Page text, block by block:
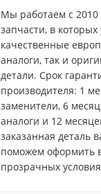
Мы работаем с 2010
запчасти, в
качественные
аналоги, так и
детали. Срок
производителя: 1
заменители, 6
аналоги и 12
заказанная деталь
поможем оформить
прозрачных